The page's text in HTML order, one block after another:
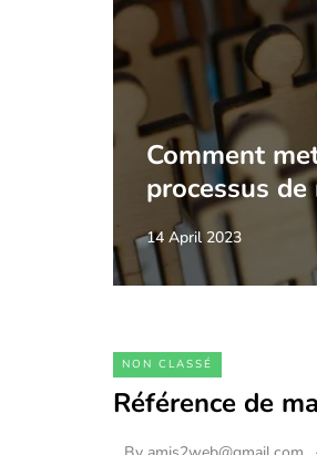
Comment
processus
14 April 2023
NON CLASSÉ
Référence de